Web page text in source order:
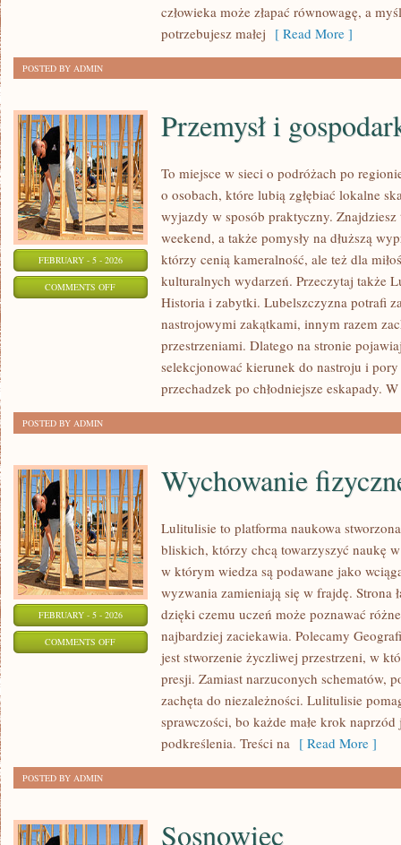
człowieka może złapać równowagę, a
potrzebujesz małej [ Read More ]
POSTED BY ADMIN
FEBRUARY - 5 - 2026
COMMENTS OFFON
PRZEMYSŁ
GOSPODARKA
Przemysł i
To miejsce w sieci o podróżach po
o osobach, które lubią zgłębiać lokalne
wyjazdy w sposób praktyczny.
weekend, a także pomysły na dłuższą
którzy cenią kameralność, ale też dla
kulturalnych wydarzeń. Przeczytaj także
Historia i zabytki. Lubelszczyzna potrafi
nastrojowymi zakątkami, innym razem
przestrzeniami. Dlatego na stronie
selekcjonować kierunek do nastroju i
przechadzek po chłodniejsze eskapady.
POSTED BY ADMIN
FEBRUARY - 5 - 2026
COMMENTS OFFON
WYCHOWANIE
Wychowanie
Lulitulisie to platforma naukowa
bliskich, którzy chcą towarzyszyć naukę
w którym wiedza są podawane jako
wyzwania zamieniają się w frajdę. Strona
dzięki czemu uczeń może poznawać
najbardziej zaciekawia. Polecamy
jest stworzenie życzliwej przestrzeni, w
presji. Zamiast narzuconych schematów,
zachęta do niezależności. Lulitulisie
sprawczości, bo każde małe krok
podkreślenia. Treści na [ Read More ]
POSTED BY ADMIN
Sosnowiec